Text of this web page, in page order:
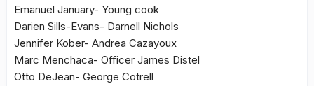
Emanuel January- Young cook
Darien Sills-Evans- Darnell Nichols
Jennifer Kober- Andrea Cazayoux
Marc Menchaca- Officer James Distel
Otto DeJean- George Cotrell